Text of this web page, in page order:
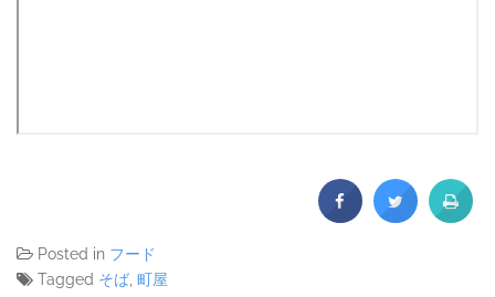
Posted in フード
Tagged そば, 町屋